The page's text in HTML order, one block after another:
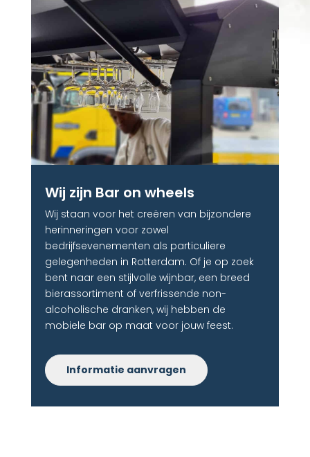
Wij zijn Bar on wheels
Wij staan voor het creëren van bijzondere
herinneringen voor zowel
bedrijfsevenementen als particuliere
gelegenheden in Rotterdam. Of je op zoek
bent naar een stijlvolle wijnbar, een breed
bierassortiment of verfrissende non-
alcoholische dranken, wij hebben de
mobiele bar op maat voor jouw feest.
Informatie aanvragen